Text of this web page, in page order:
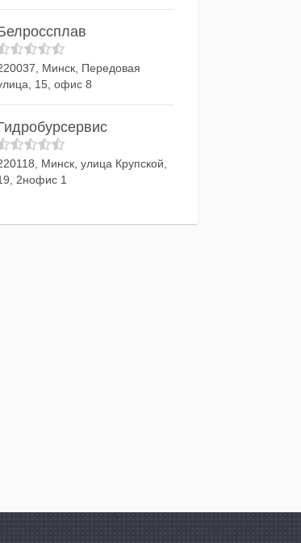
Минск, Передовая
15, офис 8
Минск, улица Крупской,
2нофис 1